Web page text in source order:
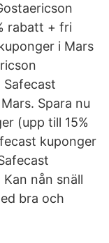
rabatt + fri
i Mars
Safecast
Spara nu
(upp till 15%
kuponger
nån snäll
bra och